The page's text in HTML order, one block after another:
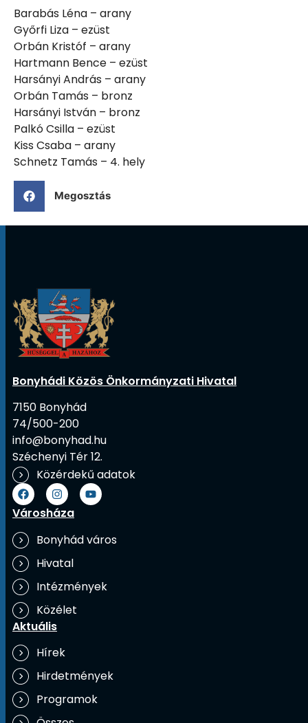
Barabás Léna – arany
Győrfi Liza – ezüst
Orbán Kristóf – arany
Hartmann Bence – ezüst
Harsányi András – arany
Orbán Tamás – bronz
Harsányi István – bronz
Palkó Csilla – ezüst
Kiss Csaba – arany
Schnetz Tamás – 4. hely
Megosztás
Bonyhádi Közös Önkormányzati Hivatal
7150 Bonyhád
74/500-200
info@bonyhad.hu
Széchenyi Tér 12.
Közérdekű adatok
Városháza
Bonyhád város
Hivatal
Intézmények
Közélet
Aktuális
Hírek
Hirdetmények
Programok